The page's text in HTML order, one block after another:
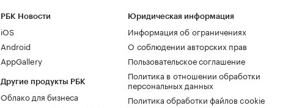
РБК Новости
iOS
Android
AppGallery
Другие продукты РБК
Облако для бизнеса
Юридическая информация
Информация об ограничениях
О соблюдении авторских прав
Пользовательское соглашение
Политика в отношении обработки
персональных данных
Политика обработки файлов cookie